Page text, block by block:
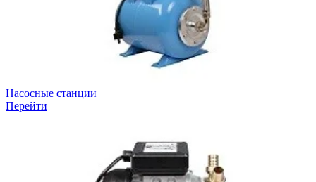
Насосные станции
Перейти